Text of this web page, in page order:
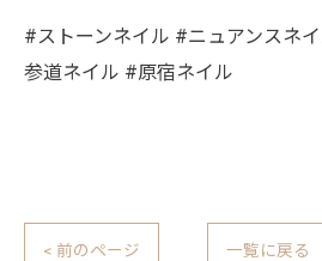
#ストーンネイル #ニュアンスネ
参道ネイル #原宿ネイル
< 前のページ 一覧に戻る